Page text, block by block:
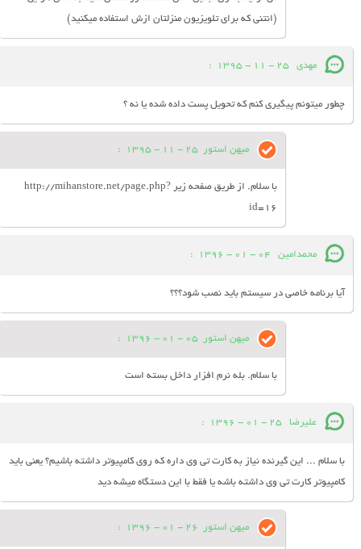
(انتنی که برای تلویزیون منزلتان ازش استفاده میکنید)
مهدی 25 - 11 - 1395
:
چطور میتونم پیگیری کنم که تحویل پست داده شده یا نه ؟
میهن استور 25 - 11 - 1395
:
با سلام. از طریق صفحه زیر http://mihanstore.net/page.php?
id=16
محمدامین 04 - 01 - 1396
:
آیا برنامه خاصی در سیستم باید نصب شود؟؟؟
میهن استور 05 - 01 - 1396
:
با سلام. بله نرم افزار داخل بسته است
علیرضا 25 - 01 - 1396
:
با سلام ... این گیرنده نیاز به کارت تی وی داره که روی کامپیوتر داشته باشیم؟ یعنی باید
کامپیوتر کارت تی وی داشته باشه یا فقط با این دستگاه میشه دید
میهن استور 26 - 01 - 1396
: